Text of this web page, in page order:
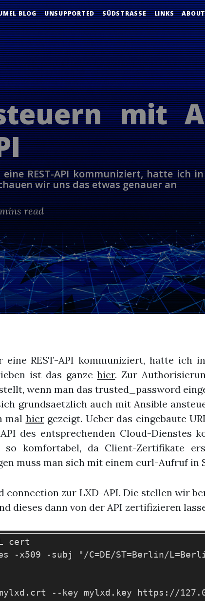
BLOG UNSUPPORTED SÜDSTRASSE LINKS ABOUT
mit
REST-API kommuniziert, hatte ich
wir uns das etwas genauer an
read
REST-API kommuniziert, hatte ich
ist das ganzehier. Zur
wenn man das trusted_password
grundsaetzlich auch mit Ansible
mal hiergezeigt. Ueber das eingebaute
des entsprechenden Cloud-Dienstes
komfortabel, da Client-Zertifikate
muss man sich mit einem curl-Aufruf in
connection zur LXD-API. Die stellen wir
dieses dann von der API zertifizieren
cert
-x509 -subj "/C=DE/ST=Berlin/
--key mylxd.key https://